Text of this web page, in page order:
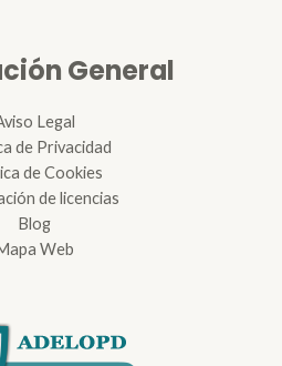
General
Legal
de Privacidad
de Cookies
de licencias
Blog
Web